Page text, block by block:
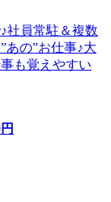
社員常駐＆複数
の”お仕事♪大
も覚えやすい
円